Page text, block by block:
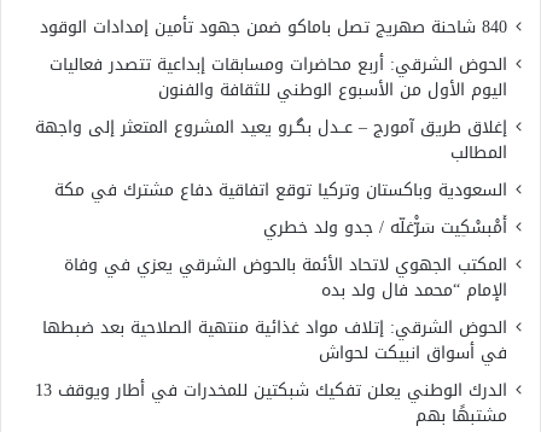
840 شاحنة صهريج تصل باماكو ضمن جهود تأمين إمدادات الوقود
الحوض الشرقي: أربع محاضرات ومسابقات إبداعية تتصدر فعاليات
اليوم الأول من الأسبوع الوطني للثقافة والفنون
إغلاق طريق آمورج – عــدل بگـرو يعيد المشروع المتعثر إلى واجهة
المطالب
السعودية وباكستان وتركيا توقع اتفاقية دفاع مشترك في مكة
أَمْبسْكِيت سَرّْغلّه / جدو ولد خطري
المكتب الجهوي لاتحاد الأئمة بالحوض الشرقي يعزي في وفاة
الإمام “محمد فال ولد بده
الحوض الشرقي: إتلاف مواد غذائية منتهية الصلاحية بعد ضبطها
في أسواق انبيكت لحواش
الدرك الوطني يعلن تفكيك شبكتين للمخدرات في أطار ويوقف 13
مشتبهًا بهم